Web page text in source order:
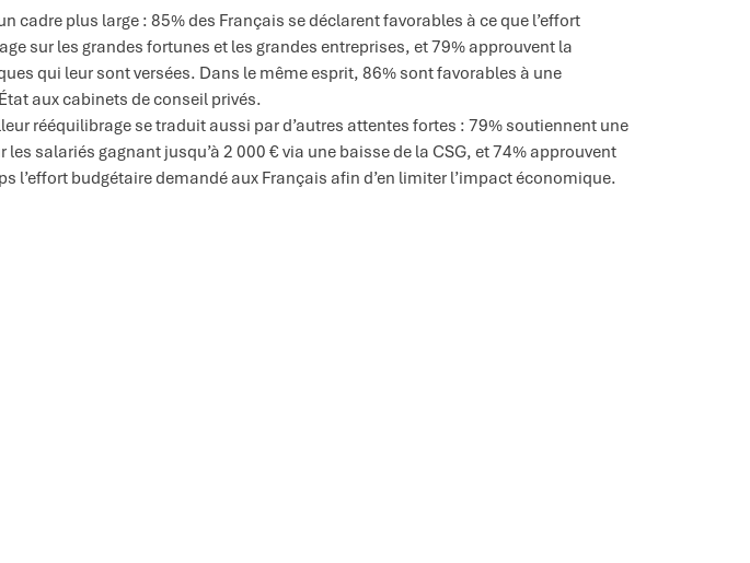
cadre plus large : 85% des Français se déclarent favorables à ce que l’effort
sur les grandes fortunes et les grandes entreprises, et 79% approuvent la
qui leur sont versées. Dans le même esprit, 86% sont favorables à une
aux cabinets de conseil privés.
rééquilibrage se traduit aussi par d’autres attentes fortes : 79% soutiennent une
salariés gagnant jusqu’à 2 000 € via une baisse de la CSG, et 74% approuvent
l’effort budgétaire demandé aux Français afin d’en limiter l’impact économique.